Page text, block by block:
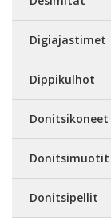
Digiajastimet
Dippikulhot
Donitsikoneet
Donitsimuotit
Donitsipellit